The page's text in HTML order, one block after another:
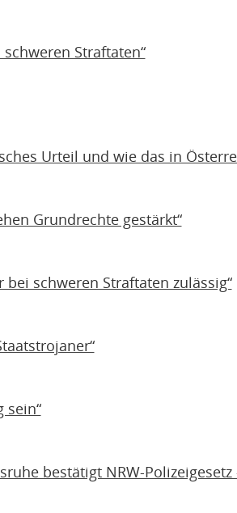
schweren Straftaten“
Urteil und wie das in
Grundrechte gestärkt“
schweren Straftaten zulässig“
sein“
bestätigt NRW-Polizeigesetz